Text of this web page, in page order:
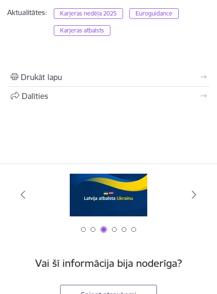
Aktualitātes: Karjeras nedēļa 2025 Euroguidance
Karjeras atbalsts
Drukāt lapu
Dalīties
Vai šī informācija bija noderīga?